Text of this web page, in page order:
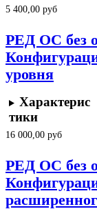
5 400,00 руб
РЕД ОС без
уровня
Характерис
тики
16 000,00 руб
РЕД ОС без